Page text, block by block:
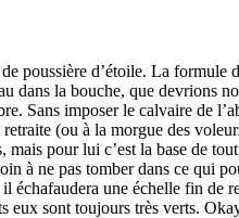
poussière d’étoile. La
dans la bouche, que devrions
Sans imposer le calvaire de
(ou à la morgue des
pour lui c’est la base de
à ne pas tomber dans ce qui
une échelle fin de
eux sont toujours très verts.